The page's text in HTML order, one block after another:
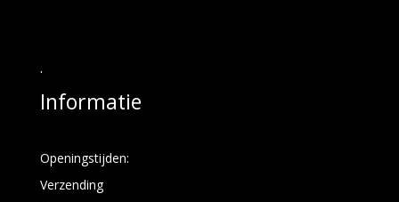
.
Informatie
Openingstijden:
Verzending